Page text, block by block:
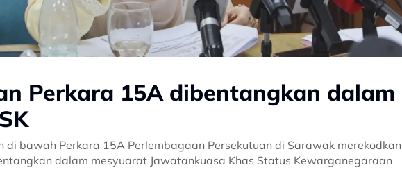
Perkara 15A dibentangkan dalam
di bawah Perkara 15A Perlembagaan Persekutuan di Sarawak merekodkan
dalam mesyuarat Jawatankuasa Khas Status Kewarganegaraan